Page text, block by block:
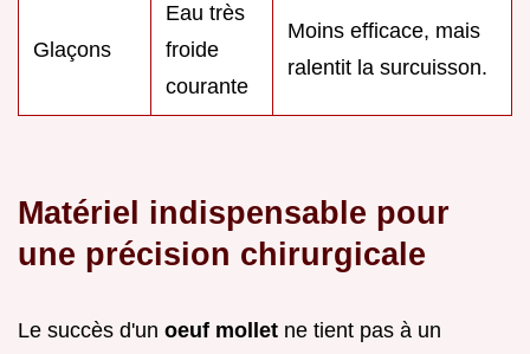
Glaçons
Eau très
froide
courante
Moins efficace, mais
ralentit la surcuisson.
Matériel indispensable pour
une précision chirurgicale
Le succès d'un oeuf mollet ne tient pas à un